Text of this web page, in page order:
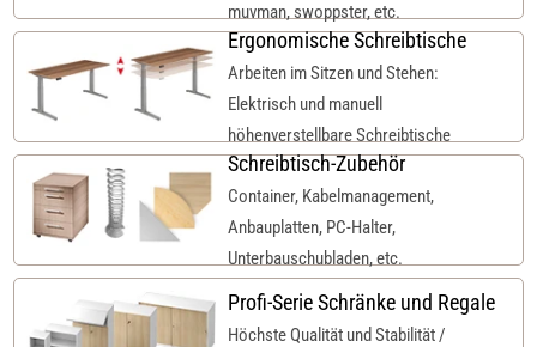
muvman, swoppster, etc.
Ergonomische Schreibtische
Arbeiten im Sitzen und Stehen:
Elektrisch und manuell
höhenverstellbare Schreibtische
Schreibtisch-Zubehör
Container, Kabelmanagement,
Anbauplatten, PC-Halter,
Unterbauschubladen, etc.
Profi-Serie Schränke und Regale
Höchste Qualität und Stabilität /